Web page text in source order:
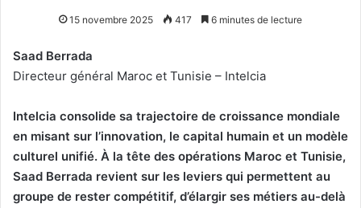
15 novembre 2025 417 6 minutes de lecture
Saad Berrada
Directeur général Maroc et Tunisie – Intelcia
Intelcia consolide sa trajectoire de croissance mondiale
en misant sur l’innovation, le capital humain et un modèle
culturel unifié. À la tête des opérations Maroc et Tunisie,
Saad Berrada revient sur les leviers qui permettent au
groupe de rester compétitif, d’élargir ses métiers au-delà